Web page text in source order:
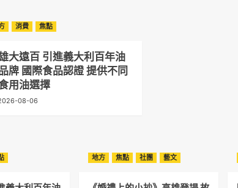
消費 焦點
大遠百 引進義大利百年油
牌 國際食品認證 提供不同
用油選擇
08-06
地方 焦點 社團 藝文